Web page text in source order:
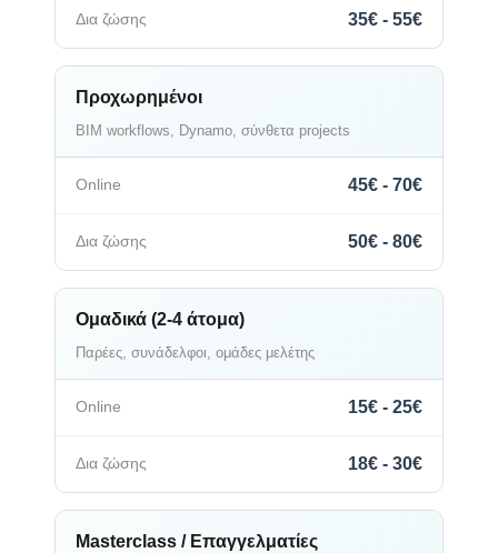
35€ - 55€
Προχωρημένοι
BIM workflows, Dynamo, σύνθετα projects
45€ - 70€
50€ - 80€
Ομαδικά (2-4 άτομα)
Παρέες, συνάδελφοι, ομάδες μελέτης
15€ - 25€
18€ - 30€
Masterclass / Επαγγελματίες